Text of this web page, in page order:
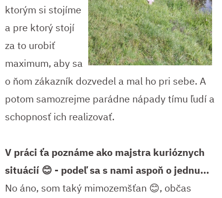
ktorým si stojíme
a pre ktorý stojí
za to urobiť
maximum, aby sa
o ňom zákazník dozvedel a mal ho pri sebe. A
potom samozrejme parádne nápady tímu ľudí a
schopnosť ich realizovať.
V práci ťa poznáme ako majstra kurióznych
situácií 😊 - podeľ sa s nami aspoň o jednu...
No áno, som taký mimozemšťan 😊, občas